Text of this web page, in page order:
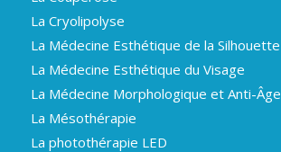
La Cryolipolyse
La Médecine Esthétique de la Silhouette
La Médecine Esthétique du Visage
La Médecine Morphologique et Anti-Âge
La Mésothérapie
La photothérapie LED